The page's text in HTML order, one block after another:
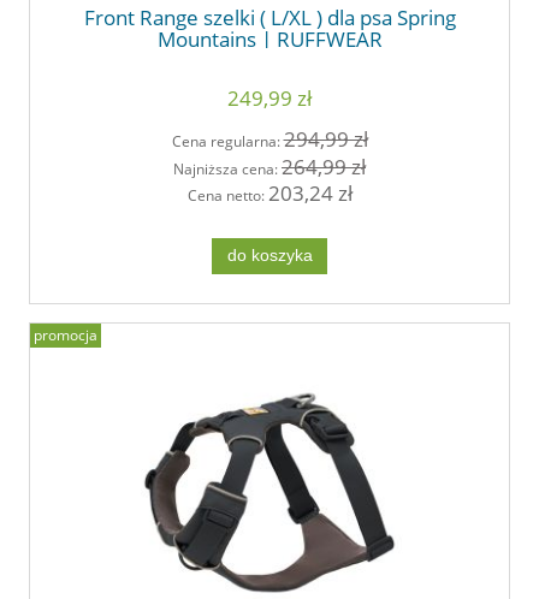
Front Range szelki ( L/XL ) dla psa Spring
Mountains | RUFFWEAR
249,99 zł
Cena regularna:294,99 zł
Najniższa cena:264,99 zł
Cena netto:203,24 zł
do koszyka
promocja